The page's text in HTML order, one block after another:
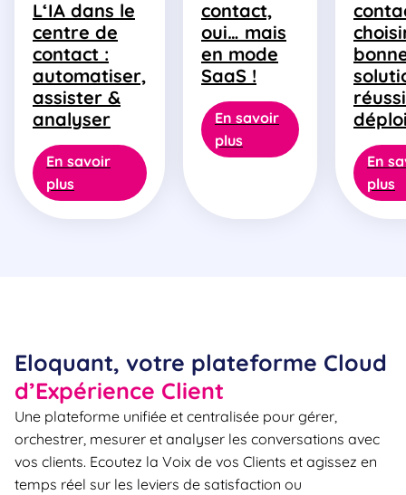
L‘IA dans le
centre de
contact :
automatiser,
assister &
analyser
En savoir
plus
contact,
oui… mais
en mode
SaaS !
En savoir
plus
En
plus
Eloquant, votre plateforme Cloud
d’Expérience Client
Une plateforme unifiée et centralisée pour gérer,
orchestrer, mesurer et analyser les conversations avec
vos clients. Ecoutez la Voix de vos Clients et agissez en
temps réel sur les leviers de satisfaction ou